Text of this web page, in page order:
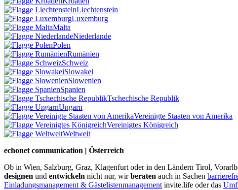
Liechtenstein
Luxemburg
Malta
Niederlande
Polen
Rumänien
Schweiz
Slowakei
Slowenien
Spanien
Tschechische Republik
Ungarn
Vereinigte Staaten von Amerika
Vereinigtes Königreich
Weltweit
echonet communication | Österreich
Ob in Wien, Salzburg, Graz, Klagenfurt oder in den Ländern Tirol,
designen und entwickeln nicht nur, wirberaten auch in Sachen
Einladungsmanagement & Gästelistenmanagement invite.life oder das